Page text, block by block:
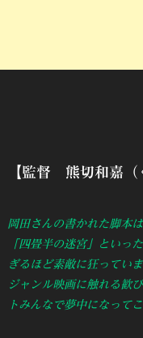
【監督 熊切和嘉（
岡田さんの書かれた脚本
「四畳半の迷宮」といっ
ぎるほど素敵に狂っていま
ジャンル映画に触れる歓
トみんなで夢中になって